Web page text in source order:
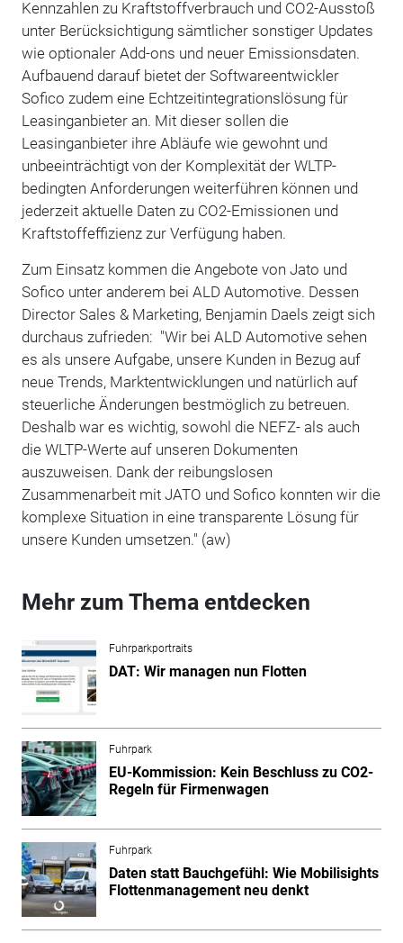
Kennzahlen zu Kraftstoffverbrauch und CO2-Ausstoß
unter Berücksichtigung sämtlicher sonstiger Updates
wie optionaler Add-ons und neuer Emissionsdaten.
Aufbauend darauf bietet der Softwareentwickler
Sofico zudem eine Echtzeitintegrationslösung für
Leasinganbieter an. Mit dieser sollen die
Leasinganbieter ihre Abläufe wie gewohnt und
unbeeinträchtigt von der Komplexität der WLTP-
bedingten Anforderungen weiterführen können und
jederzeit aktuelle Daten zu CO2-Emissionen und
Kraftstoffeffizienz zur Verfügung haben.
Zum Einsatz kommen die Angebote von Jato und
Sofico unter anderem bei ALD Automotive. Dessen
Director Sales & Marketing, Benjamin Daels zeigt sich
durchaus zufrieden: "Wir bei ALD Automotive sehen
es als unsere Aufgabe, unsere Kunden in Bezug auf
neue Trends, Marktentwicklungen und natürlich auf
steuerliche Änderungen bestmöglich zu betreuen.
Deshalb war es wichtig, sowohl die NEFZ- als auch
die WLTP-Werte auf unseren Dokumenten
auszuweisen. Dank der reibungslosen
Zusammenarbeit mit JATO und Sofico konnten wir die
komplexe Situation in eine transparente Lösung für
unsere Kunden umsetzen." (aw)
Mehr zum Thema entdecken
Fuhrparkportraits
DAT: Wir managen nun Flotten
Fuhrpark
EU-Kommission: Kein Beschluss zu CO2-
Regeln für Firmenwagen
Fuhrpark
Daten statt Bauchgefühl: Wie Mobilisights
Flottenmanagement neu denkt